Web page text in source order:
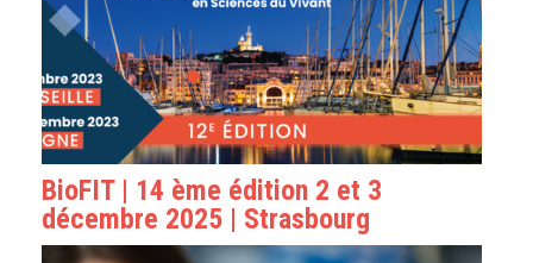
BioFIT | 14 ème édition 2 et 3
décembre 2025 | Strasbourg